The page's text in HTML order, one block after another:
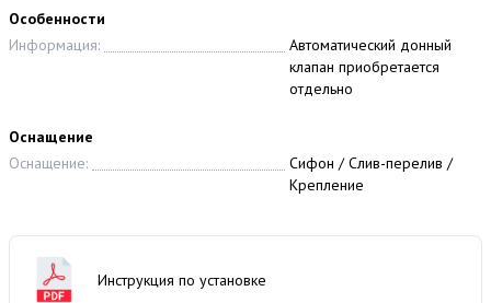
Особенности
Информация:
Автоматический донный
клапан приобретается
отдельно
Оснащение
Оснащение:
Сифон / Слив-перелив /
Крепление
Инструкция по установке